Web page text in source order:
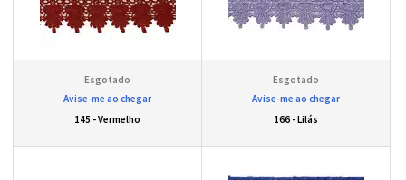
Avise-me ao chegar
145 - Vermelho
Avise-me ao chegar
166 - Lilás